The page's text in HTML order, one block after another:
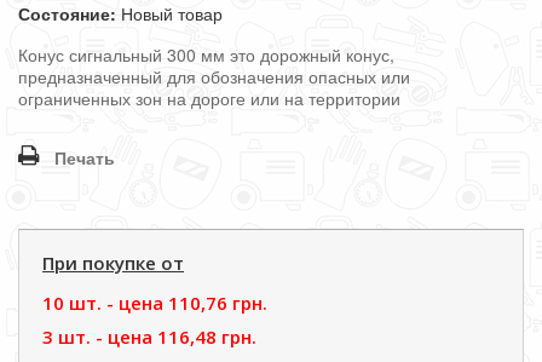
Состояние: Новый товар
Конус сигнальный 300 мм это дорожный конус,
предназначенный для обозначения опасных или
ограниченных зон на дороге или на территории
Печать
При покупке от
10 шт. - цена 110,76 грн.
3 шт. - цена 116,48 грн.